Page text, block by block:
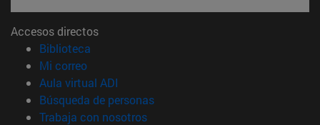
Accesos directos
Biblioteca
Mi correo(abre en nueva ventana)
Aula virtual ADI
Búsqueda de personas(abre en nueva ventana)
Trabaja con nosotros(abre en nueva ventana)